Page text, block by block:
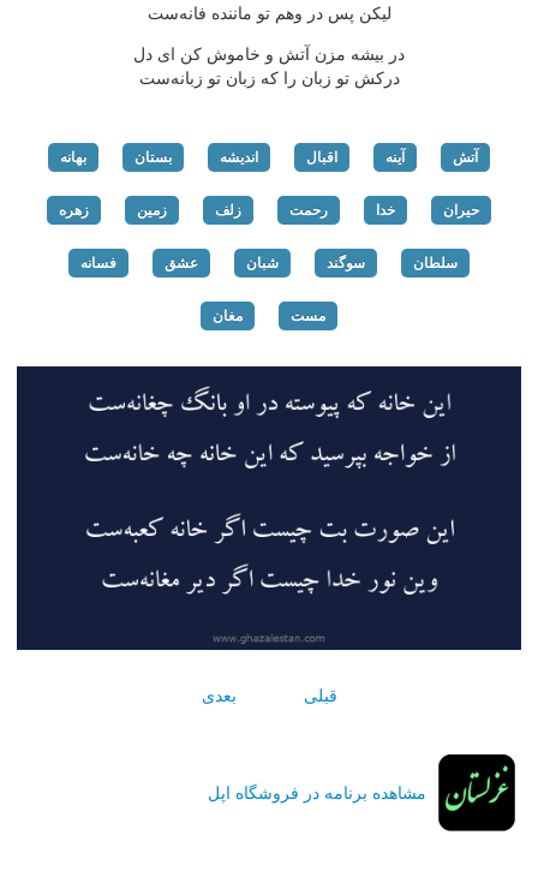
لیكن پس در وهم تو ماننده فانه‌ست
در بیشه مزن آتش و خاموش كن ای دل
دركش تو زبان را كه زبان تو زبانه‌ست
آتش آینه اقبال اندیشه بستان بهانه
حیران خدا رحمت زلف زمین زهره
سلطان سوگند شبان عشق فسانه‌
مست مغان
قبلی بعدی
مشاهده برنامه در فروشگاه اپل